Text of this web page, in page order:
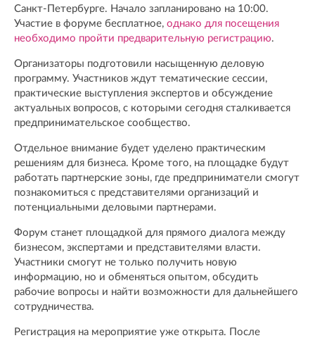
Санкт-Петербурге. Начало запланировано на 10:00.
Участие в форуме бесплатное, однако для посещения
необходимо пройти предварительную регистрацию.
Организаторы подготовили насыщенную деловую
программу. Участников ждут тематические сессии,
практические выступления экспертов и обсуждение
актуальных вопросов, с которыми сегодня сталкивается
предпринимательское сообщество.
Отдельное внимание будет уделено практическим
решениям для бизнеса. Кроме того, на площадке будут
работать партнерские зоны, где предприниматели смогут
познакомиться с представителями организаций и
потенциальными деловыми партнерами.
Форум станет площадкой для прямого диалога между
бизнесом, экспертами и представителями власти.
Участники смогут не только получить новую
информацию, но и обменяться опытом, обсудить
рабочие вопросы и найти возможности для дальнейшего
сотрудничества.
Регистрация на мероприятие уже открыта. После